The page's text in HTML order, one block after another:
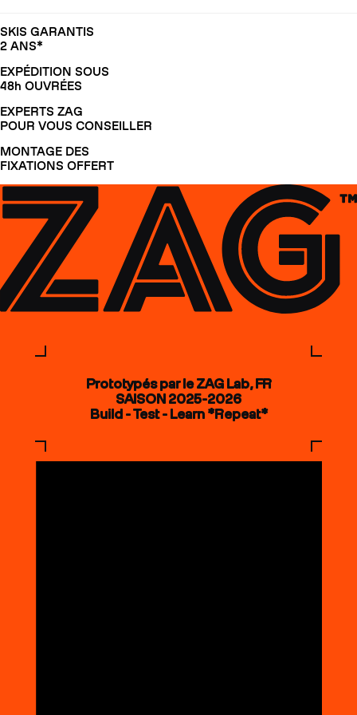
SKIS GARANTIS
2 ANS*
EXPÉDITION SOUS
48h OUVRÉES
EXPERTS ZAG
POUR VOUS CONSEILLER
MONTAGE DES
FIXATIONS OFFERT
Prototypés par le ZAG Lab, FR
SAISON 2025-2026
Build - Test - Learn *Repeat*